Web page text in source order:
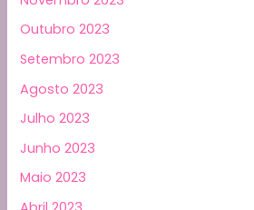
Outubro 2023
Setembro 2023
Agosto 2023
Julho 2023
Junho 2023
Maio 2023